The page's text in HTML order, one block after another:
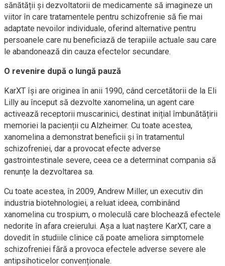
sănătății și dezvoltatorii de medicamente să imagineze un
viitor în care tratamentele pentru schizofrenie să fie mai
adaptate nevoilor individuale, oferind alternative pentru
persoanele care nu beneficiază de terapiile actuale sau care
le abandonează din cauza efectelor secundare.
O revenire după o lungă pauză
KarXT își are originea în anii 1990, când cercetătorii de la Eli
Lilly au început să dezvolte xanomelina, un agent care
activează receptorii muscarinici, destinat inițial îmbunătățirii
memoriei la pacienții cu Alzheimer. Cu toate acestea,
xanomelina a demonstrat beneficii și în tratamentul
schizofreniei, dar a provocat efecte adverse
gastrointestinale severe, ceea ce a determinat compania să
renunțe la dezvoltarea sa.
Cu toate acestea, în 2009, Andrew Miller, un executiv din
industria biotehnologiei, a reluat ideea, combinând
xanomelina cu trospium, o moleculă care blochează efectele
nedorite în afara creierului. Așa a luat naștere KarXT, care a
dovedit în studiile clinice că poate ameliora simptomele
schizofreniei fără a provoca efectele adverse severe ale
antipsihoticelor convenționale.